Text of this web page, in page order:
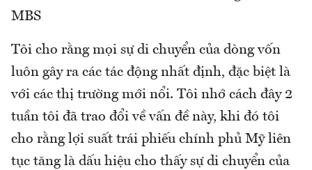
MBS
Tôi cho rằng mọi sự di chuyển của dòng vốn
luôn gây ra các tác động nhất định, đặc biệt là
với các thị trường mới nổi. Tôi nhớ cách đây 2
tuần tôi đã trao đổi về vấn đề này, khi đó tôi
cho rằng lợi suất trái phiếu chính phủ Mỹ liên
tục tăng là dấu hiệu cho thấy sự di chuyển của